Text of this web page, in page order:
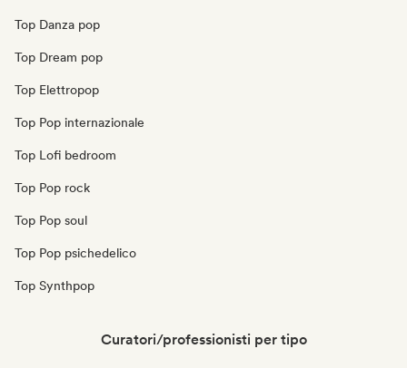
Top Danza pop
Top Dream pop
Top Elettropop
Top Pop internazionale
Top Lofi bedroom
Top Pop rock
Top Pop soul
Top Pop psichedelico
Top Synthpop
Curatori/professionisti per tipo